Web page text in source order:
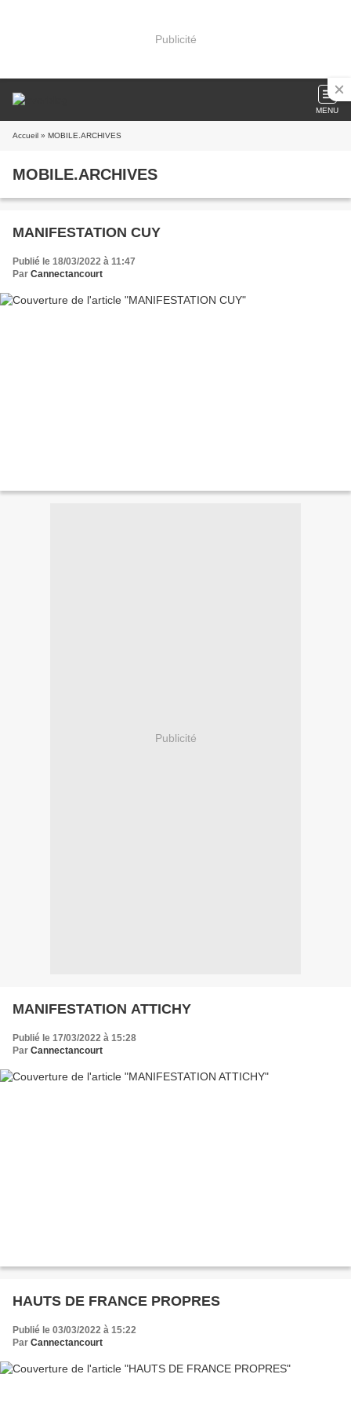
Publicité
MENU
Accueil » MOBILE.ARCHIVES
MOBILE.ARCHIVES
MANIFESTATION CUY
Publié le 18/03/2022 à 11:47
Par Cannectancourt
Publicité
MANIFESTATION ATTICHY
Publié le 17/03/2022 à 15:28
Par Cannectancourt
HAUTS DE FRANCE PROPRES
Publié le 03/03/2022 à 15:22
Par Cannectancourt